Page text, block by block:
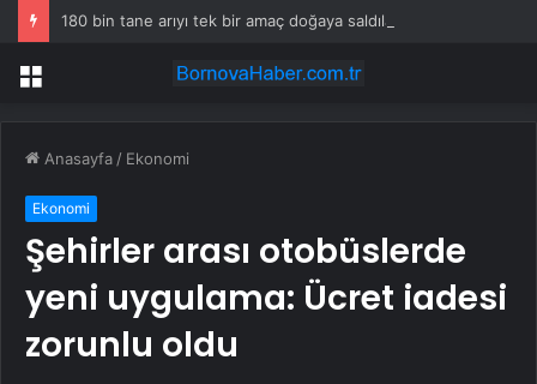
180 bin tane arıyı tek bir amaç doğaya saldılar
Menü
Anasayfa / Ekonomi
Ekonomi
Şehirler arası otobüslerde
yeni uygulama: Ücret iadesi
zorunlu oldu